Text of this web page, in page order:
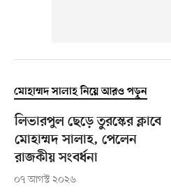
মোহাম্মদ সালাহ নিয়ে আরও পড়ুন
লিভারপুল ছেড়ে তুরস্কের ক্লাবে
মোহাম্মদ সালাহ, পেলেন
রাজকীয় সংবর্ধনা
০৭ আগস্ট ২০২৬